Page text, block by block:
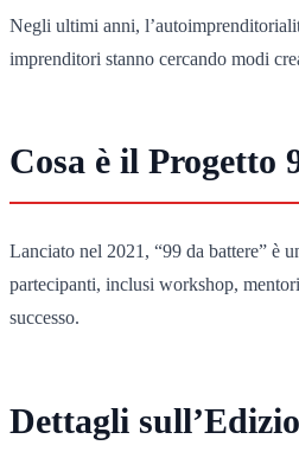
Negli ultimi anni,
imprenditori stanno cercando modi
Cosa è il Progetto
Lanciato nel 2021, “99 da battere” è
partecipanti, inclusi workshop,
successo.
Dettagli